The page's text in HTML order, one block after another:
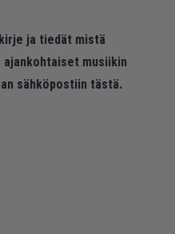
ja tiedät mistä
ajankohtaiset musiikin
sähköpostiin tästä.